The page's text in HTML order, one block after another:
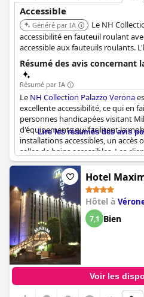
Accessible
Généré par IA
Le NH
accessibilité en fauteuil roulant
accessible aux fauteuils roulants.
installations accessibles, des
ascenseurs accessibles aux
parking accessible. Les
bain incluent des barres d'appui
baignoires adaptées et des
Résumé des avis concernant
Résumé par IA
Le NH Collection Palazzo Verona
excellente accessibilité, ce qui en
personnes handicapées visitant
d'équipements qui facilitent la
installations accessibles, un accès
salles de bains accessibles. Les
l'emplacement et l'entrée étaient
la disposition du rez-de-chaussée
de l'établissement.
Bien que le service de voiturier de
résoudre les problèmes de
pratique, certains clients ont
et bruyant, pourrait être amélioré,
des chambres. Malgré cet
également des préoccupations
toilette, l'accessibilité générale du
reçoit des commentaires positifs.
témoigne d'un engagement à
Lire les résumés des avis
Hotel
Hôtel à
7,1 Bien
Voir les